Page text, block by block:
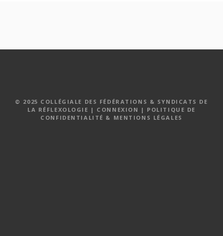
© 2025 COLLÉGIALE DES FÉDÉRATIONS & SYNDICATS DE
LA RÉFLEXOLOGIE | CONNEXION | POLITIQUE DE
CONFIDENTIALITÉ & MENTIONS LÉGALES